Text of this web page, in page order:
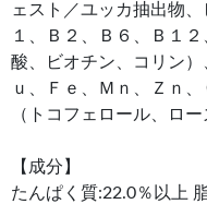
ェスト／ユッカ抽出物
１、Ｂ２、Ｂ６、Ｂ１
酸、ビオチン、コリン
ｕ、Ｆｅ、Ｍｎ、Ｚｎ
（トコフェロール、ロー
【成分】
たんぱく質:22.0％以上